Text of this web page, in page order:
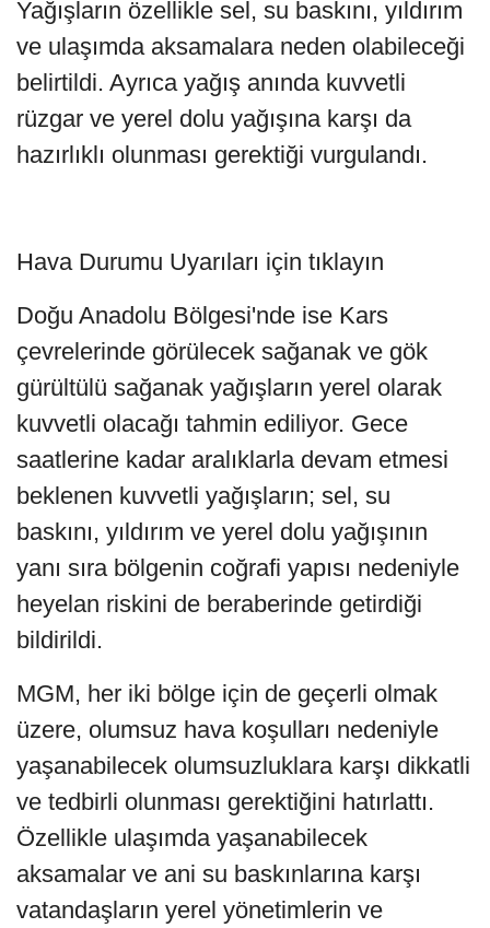
Yağışların özellikle sel, su baskını, yıldırım
ve ulaşımda aksamalara neden olabileceği
belirtildi. Ayrıca yağış anında kuvvetli
rüzgar ve yerel dolu yağışına karşı da
hazırlıklı olunması gerektiği vurgulandı.
Hava Durumu Uyarıları için tıklayın
Doğu Anadolu Bölgesi'nde ise Kars
çevrelerinde görülecek sağanak ve gök
gürültülü sağanak yağışların yerel olarak
kuvvetli olacağı tahmin ediliyor. Gece
saatlerine kadar aralıklarla devam etmesi
beklenen kuvvetli yağışların; sel, su
baskını, yıldırım ve yerel dolu yağışının
yanı sıra bölgenin coğrafi yapısı nedeniyle
heyelan riskini de beraberinde getirdiği
bildirildi.
MGM, her iki bölge için de geçerli olmak
üzere, olumsuz hava koşulları nedeniyle
yaşanabilecek olumsuzluklara karşı dikkatli
ve tedbirli olunması gerektiğini hatırlattı.
Özellikle ulaşımda yaşanabilecek
aksamalar ve ani su baskınlarına karşı
vatandaşların yerel yönetimlerin ve